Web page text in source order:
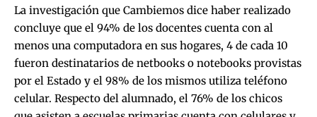
La investigación que Cambiemos dice haber realizado
concluye que el 94% de los docentes cuenta con al
menos una computadora en sus hogares, 4 de cada 10
fueron destinatarios de netbooks o notebooks provistas
por el Estado y el 98% de los mismos utiliza teléfono
celular. Respecto del alumnado, el 76% de los chicos